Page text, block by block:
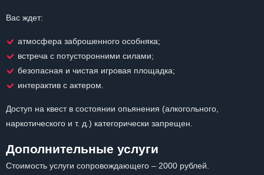
Вас ждет:
атмосфера заброшенного особняка;
встреча с потусторонними силами;
безопасная и чистая игровая площадка;
интерактив с актером.
Доступ на квест в состоянии опьянения (алкогольного,
наркотического и т. д.) категорически запрещен.
Дополнительные услуги
Стоимость услуги сопровождающего – 2000 рублей.